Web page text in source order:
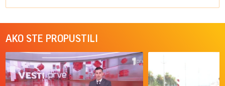
AKO STE PROPUSTILI